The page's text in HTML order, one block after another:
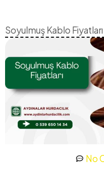
Soyulmuş Kablo Fiyatları
No